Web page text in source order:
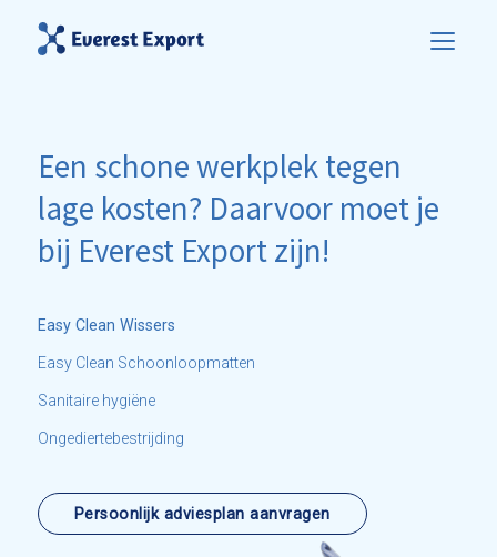
Een schone werkplek tegen
lage kosten? Daarvoor moet je
bij Everest Export zijn!
Easy Clean Wissers
Easy Clean Schoonloopmatten
Sanitaire hygiëne
Ongediertebestrijding
Persoonlijk adviesplan aanvragen